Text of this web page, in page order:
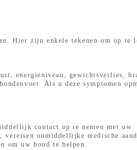
Hier zijn enkele tekenen om op te
energieniveau, gewichtsverlies,
Als u deze symptomen
contact op te nemen met uw
onmiddellijke medische
om uw hond te helpen.